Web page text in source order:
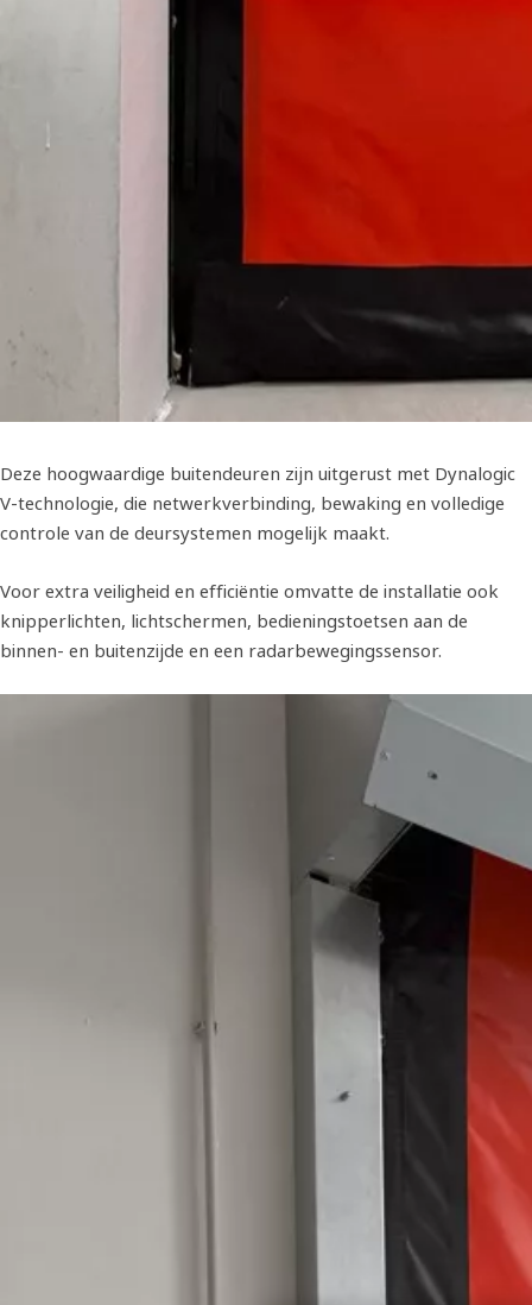
Deze hoogwaardige buitendeuren zijn uitgerust met Dynalogic
V-technologie, die netwerkverbinding, bewaking en volledige
controle van de deursystemen mogelijk maakt.
Voor extra veiligheid en efficiëntie omvatte de installatie ook
knipperlichten, lichtschermen, bedieningstoetsen aan de
binnen- en buitenzijde en een radarbewegingssensor.